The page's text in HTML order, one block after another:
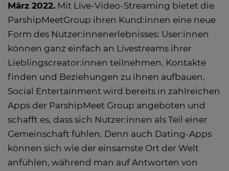
März 2022. Mit Live-Video-Streaming bietet die
ParshipMeetGroup ihren Kund:innen eine neue
Form des Nutzer:innenerlebnisses: User:innen
können ganz einfach an Livestreams ihrer
Lieblingscreator:innen teilnehmen, Kontakte
finden und Beziehungen zu ihnen aufbauen.
Social Entertainment wird bereits in zahlreichen
Apps der ParshipMeet Group angeboten und
schafft es, dass sich Nutzer:innen als Teil einer
Gemeinschaft fühlen. Denn auch Dating-Apps
können sich wie der einsamste Ort der Welt
anfühlen, während man auf Antworten von